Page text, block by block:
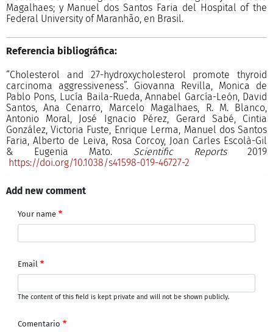
Magalhaes; y Manuel dos Santos Faria del Hospital of the
Federal University of Maranhão, en Brasil.
Referencia bibliográfica:
“Cholesterol and 27-hydroxycholesterol promote thyroid
carcinoma aggressiveness”. Giovanna Revilla, Monica de
Pablo Pons, Lucía Baila-Rueda, Annabel García-León, David
Santos, Ana Cenarro, Marcelo Magalhaes, R. M. Blanco,
Antonio Moral, José Ignacio Pérez, Gerard Sabé, Cintia
González, Victoria Fuste, Enrique Lerma, Manuel dos Santos
Faria, Alberto de Leiva, Rosa Corcoy, Joan Carles Escolà-Gil
& Eugenia Mato. Scientific Reports2019
https://doi.org/10.1038/s41598-019-46727-2
Add new comment
Your name
Email
The content of this field is kept private and will not be shown publicly.
Comentario